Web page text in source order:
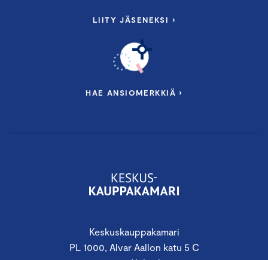
Keskuskauppakamari
PL 1000, Alvar Aallon katu 5 C
LIITY JÄSENEKSI ›
HAE ANSIOMERKKIÄ ›